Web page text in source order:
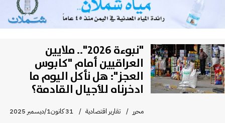
"نبوءة 2026".. ملايين
العراقيين أمام "كابوس
العجز": هل نأكل اليوم ما
ادخرناه للأجيال القادمة؟
محرر تقارير اقتصادية 31 كانون1/ديسمبر 2025